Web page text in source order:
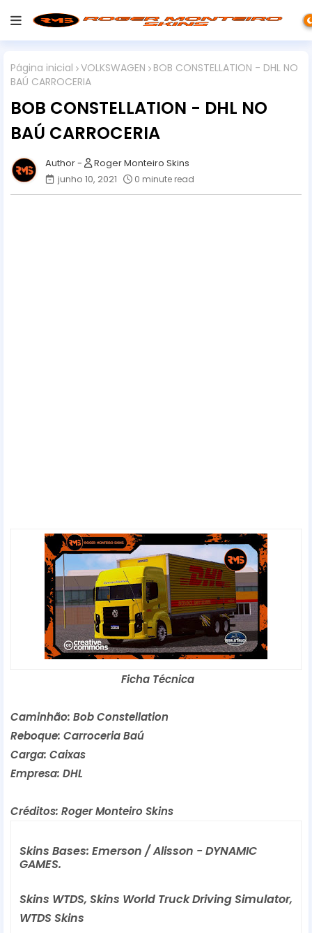
Página inicial VOLKSWAGEN
BOB CONSTELLATION - DHL NO
BAÚ CARROCERIA
BOB CONSTELLATION - DHL NO
BAÚ CARROCERIA
Roger Monteiro Skins
junho 10, 2021
0 minute read
Ficha Técnica
Caminhão: Bob Constellation
Reboque: Carroceria Baú
Carga: Caixas
Empresa: DHL
Créditos: Roger Monteiro Skins
Skins Bases: Emerson / Alisson - DYNAMIC
GAMES.
Skins WTDS, Skins World Truck Driving Simulator,
WTDS Skins